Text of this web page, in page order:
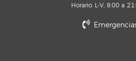
Horario: L-V, 8:00 a